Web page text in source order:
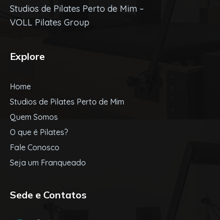
Studios de Pilates Perto de Mim –
VOLL Pilates Group
Explore
Home
Studios de Pilates Perto de Mim
Quem Somos
O que é Pilates?
Fale Conosco
Seja um Franqueado
Sede e Contatos